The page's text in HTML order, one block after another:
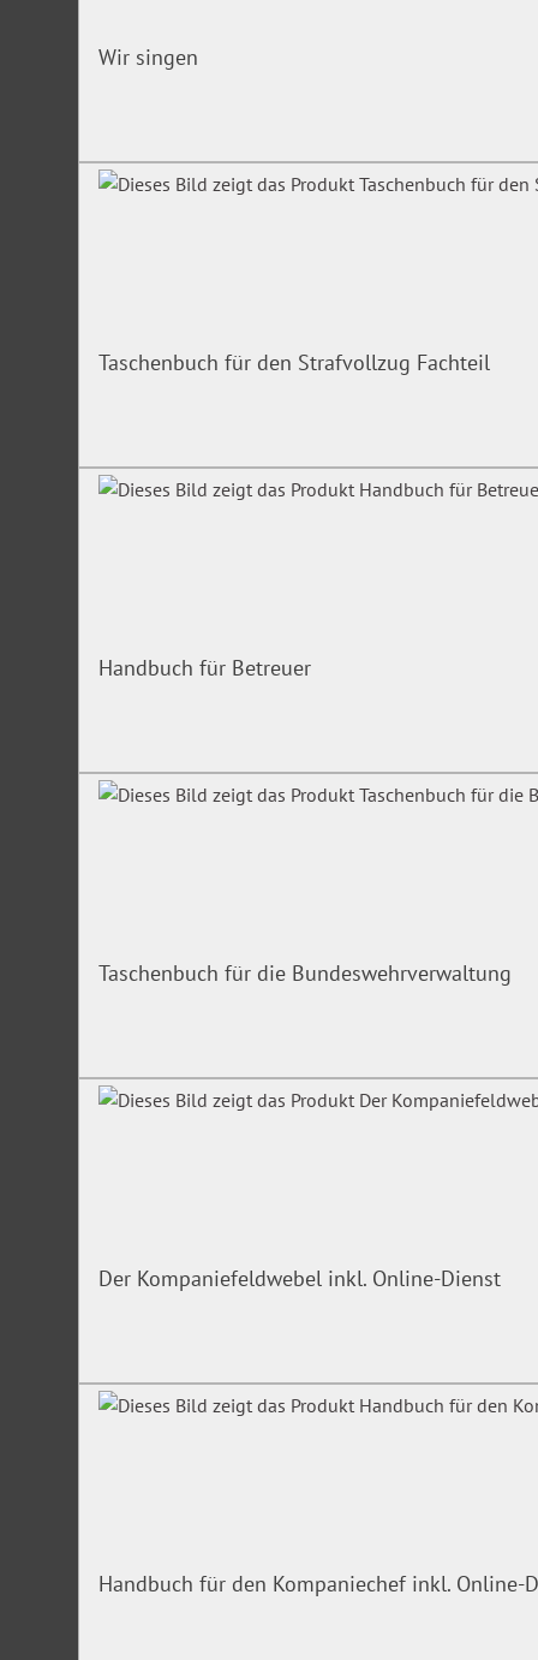
Wir singen
Taschenbuch für den Strafvollzug Fachteil
Handbuch für Betreuer
Taschenbuch für die Bundeswehrverwaltung
Der Kompaniefeldwebel inkl. Online-Dienst
Handbuch für den Kompaniechef inkl. Online-